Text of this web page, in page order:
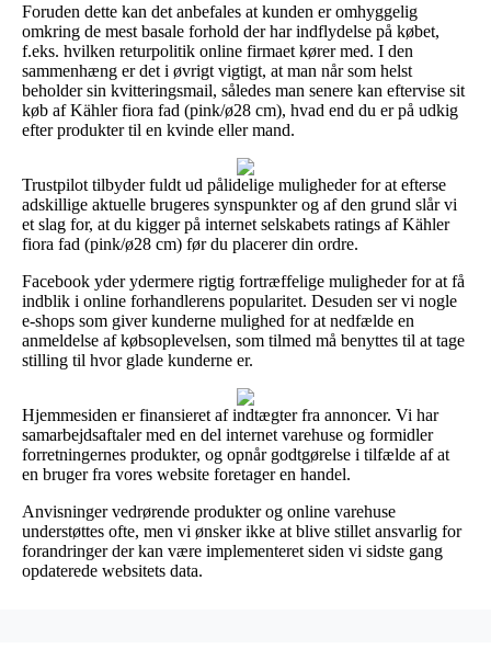
Foruden dette kan det anbefales at kunden er omhyggelig
omkring de mest basale forhold der har indflydelse på købet,
f.eks. hvilken returpolitik online firmaet kører med. I den
sammenhæng er det i øvrigt vigtigt, at man når som helst
beholder sin kvitteringsmail, således man senere kan eftervise sit
køb af Kähler fiora fad (pink/ø28 cm), hvad end du er på udkig
efter produkter til en kvinde eller mand.
Trustpilot tilbyder fuldt ud pålidelige muligheder for at efterse
adskillige aktuelle brugeres synspunkter og af den grund slår vi
et slag for, at du kigger på internet selskabets ratings af Kähler
fiora fad (pink/ø28 cm) før du placerer din ordre.
Facebook yder ydermere rigtig fortræffelige muligheder for at få
indblik i online forhandlerens popularitet. Desuden ser vi nogle
e-shops som giver kunderne mulighed for at nedfælde en
anmeldelse af købsoplevelsen, som tilmed må benyttes til at tage
stilling til hvor glade kunderne er.
Hjemmesiden er finansieret af indtægter fra annoncer. Vi har
samarbejdsaftaler med en del internet varehuse og formidler
forretningernes produkter, og opnår godtgørelse i tilfælde af at
en bruger fra vores website foretager en handel.
Anvisninger vedrørende produkter og online varehuse
understøttes ofte, men vi ønsker ikke at blive stillet ansvarlig for
forandringer der kan være implementeret siden vi sidste gang
opdaterede websitets data.